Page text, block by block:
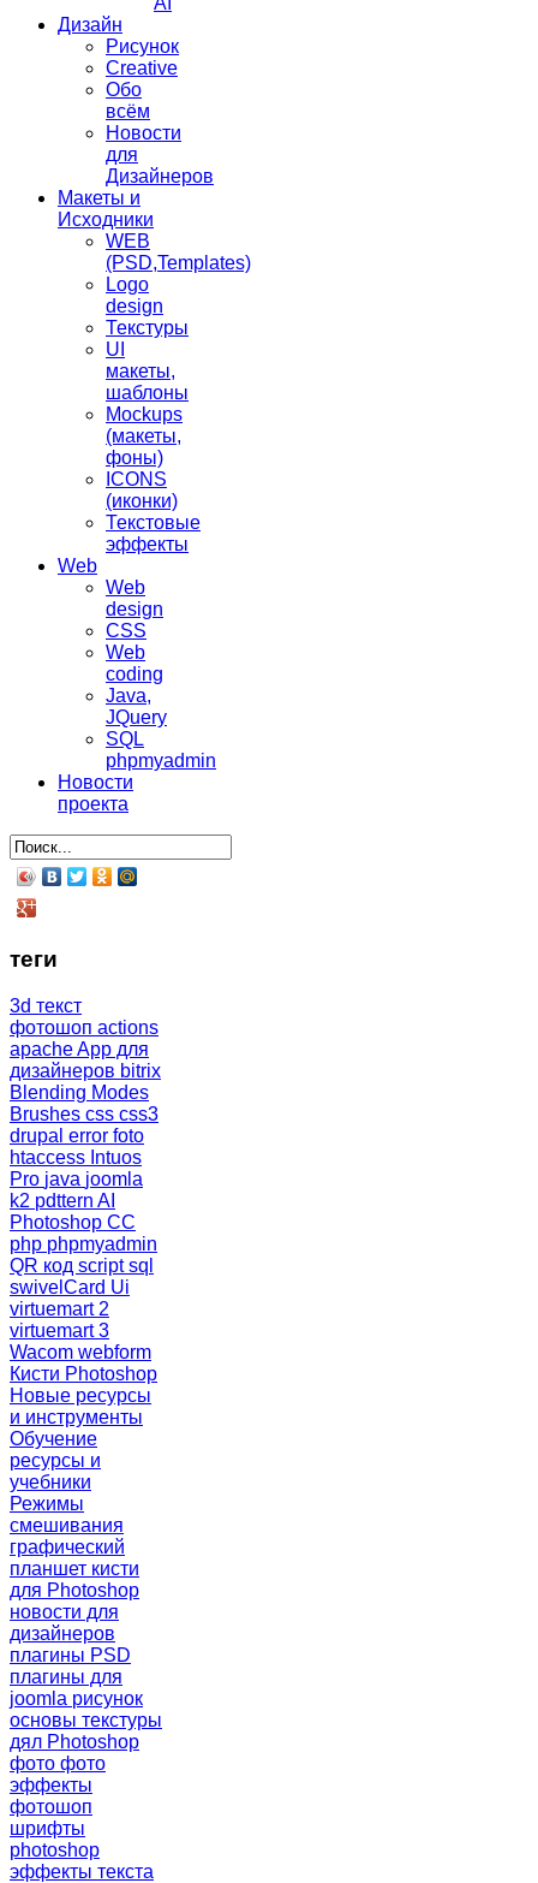
Дизайн
Рисунок
Creative
Обо
всём
Новости
для
Дизайнеров
Макеты и
Исходники
WEB
(PSD,Templates)
Logo
design
Текстуры
UI
макеты,
шаблоны
Mockups
(макеты,
фоны)
ICONS
(иконки)
Текстовые
эффекты
Web
Web
design
CSS
Web
coding
Java,
JQuery
SQL
phpmyadmin
Новости
проекта
теги
3d текст
фотошоп actions
apacheApp для
дизайнеров bitrix
Blending Modes
Brushes css css3
drupal error foto
htaccess Intuos
Pro java joomla
k2 pdttern AI
Photoshop CC
php phpmyadmin
QR код scriptsql
swivelCard Ui
virtuemart 2
virtuemart 3
Wacom webform
Кисти Photoshop
Новые ресурсы
и инструменты
Обучение
ресурсы и
учебники
Режимы
смешивания
графический
планшет кисти
для Photoshop
новости для
дизайнеров
плагины PSD
плагины для
joomla рисунок
основы текстуры
дял Photoshop
фото фото
эффекты
фотошоп
шрифты
photoshop
эффекты текста